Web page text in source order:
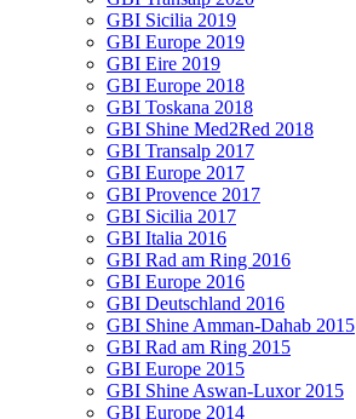
GBI Sicilia 2019
GBI Europe 2019
GBI Eire 2019
GBI Europe 2018
GBI Toskana 2018
GBI Shine Med2Red 2018
GBI Transalp 2017
GBI Europe 2017
GBI Provence 2017
GBI Sicilia 2017
GBI Italia 2016
GBI Rad am Ring 2016
GBI Europe 2016
GBI Deutschland 2016
GBI Shine Amman-Dahab 2015
GBI Rad am Ring 2015
GBI Europe 2015
GBI Shine Aswan-Luxor 2015
GBI Europe 2014